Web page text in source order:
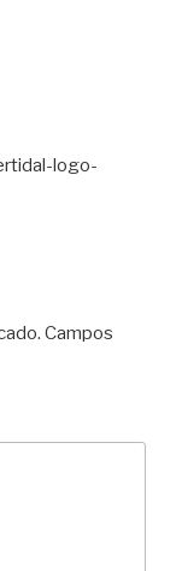
logo-
Campos